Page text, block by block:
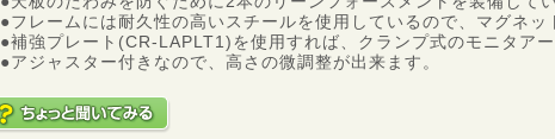
●フレームには耐久性の高いスチールを使用しているので、マグネ
●補強プレート(CR-LAPLT1)を使用すれば、クランプ式のモニタア
●アジャスター付きなので、高さの微調整が出来ます。